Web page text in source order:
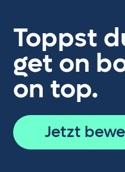
Toppst
get on
on top.
Jetzt